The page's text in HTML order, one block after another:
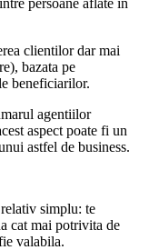
clientilor dar mai
bazata pe
beneficiarilor.
agentiilor
aspect poate fi un
astfel de business.
simplu: te
cat mai potrivita de
valabila.